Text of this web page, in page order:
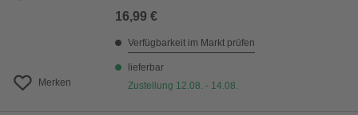
Merken
16,99 €
Verfügbarkeit im Markt prüfen
lieferbar
Zustellung 12.08. - 14.08.